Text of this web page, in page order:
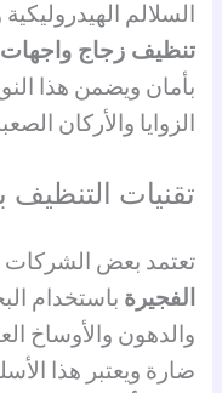
السلالم
تنظيف زجاج واجهات
بأمان ويضمن هذا
الزوايا والأركان
تقنيات التنظيف
تعتمد بعض
الفجيرة باستخدام
والدهون والأوساخ
ضارة ويعتبر هذا